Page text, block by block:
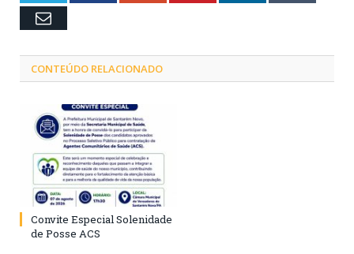
Email
CONTEÚDO RELACIONADO
Convite Especial Solenidade
de Posse ACS